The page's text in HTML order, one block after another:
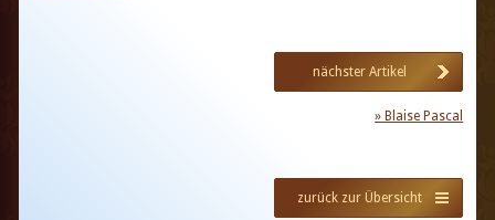
nächster Artikel
» Blaise Pascal
zurück zur Übersicht